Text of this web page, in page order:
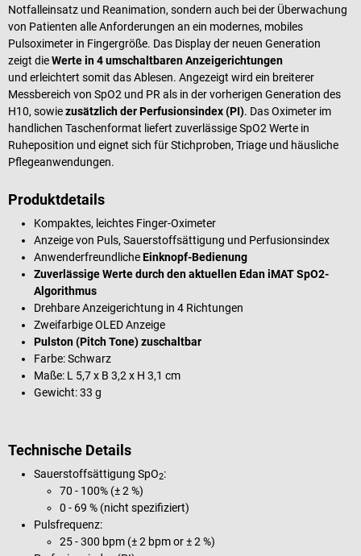
Notfalleinsatz und Reanimation, sondern auch bei der Überwachung
von Patienten alle Anforderungen an ein modernes, mobiles
Pulsoximeter in Fingergröße. Das Display der neuen Generation
zeigt dieWerte in 4 umschaltbaren Anzeigerichtungen
und erleichtert somit das Ablesen. Angezeigt wird ein breiterer
Messbereich von SpO2 und PR als in der vorherigen Generation des
H10, sowiezusätzlich der Perfusionsindex (PI). Das Oximeter im
handlichen Taschenformat liefert zuverlässige SpO2 Werte in
Ruheposition und eignet sich für Stichproben, Triage und häusliche
Pflegeanwendungen.
Produktdetails
Kompaktes, leichtes Finger-Oximeter
Anzeige von Puls, Sauerstoffsättigung und Perfusionsindex
AnwenderfreundlicheEinknopf-Bedienung
Zuverlässige Werte durch den aktuellen Edan iMAT SpO2-
Algorithmus
Drehbare Anzeigerichtung in 4 Richtungen
Zweifarbige OLED Anzeige
Pulston (Pitch Tone) zuschaltbar
Farbe: Schwarz
Maße: L 5,7 x B 3,2 x H 3,1 cm
Gewicht: 33 g
Technische Details
Sauerstoffsättigung SpO2:
70 - 100% (± 2 %)
0 - 69 % (nicht spezifiziert)
Pulsfrequenz:
25 - 300 bpm (± 2 bpm or ± 2 %)